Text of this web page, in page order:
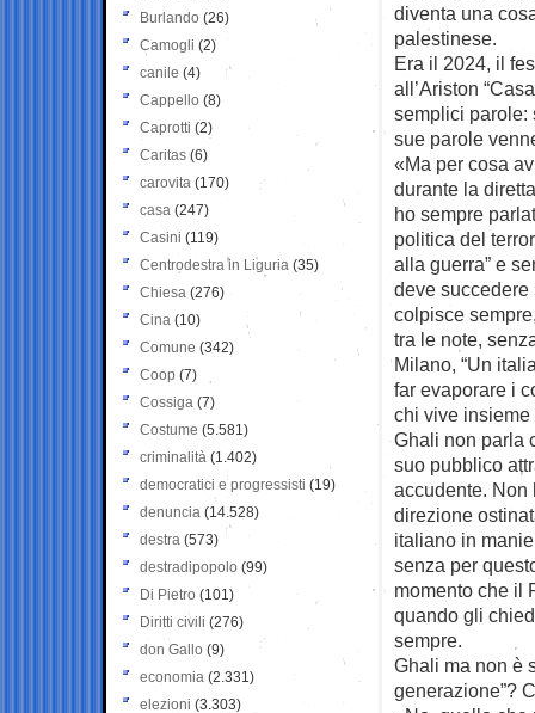
diventa una
palestinese.
Era il 2024, il
all’Ariston
semplici parole:
sue parole
«Ma per cosa
durante la
ho sempre
politica del
alla guerra” e
deve succedere
colpisce
tra le note,
Milano, “Un
far evaporare i
chi vive
Ghali non parla
suo pubblico
accudente. Non
direzione
italiano in
senza per
momento che il
quando gli
sempre.
Ghali ma non è
generazione”?
Burlando (26)
Camogli (2)
canile (4)
Cappello (8)
Caprotti (2)
Caritas (6)
carovita (170)
casa (247)
Casini (119)
Centrodestra in Liguria (35)
Chiesa (276)
Cina (10)
Comune (342)
Coop (7)
Cossiga (7)
Costume (5.581)
criminalità (1.402)
democratici e progressisti (19)
denuncia (14.528)
destra (573)
destradipopolo (99)
Di Pietro (101)
Diritti civili (276)
don Gallo (9)
economia (2.331)
elezioni (3.303)